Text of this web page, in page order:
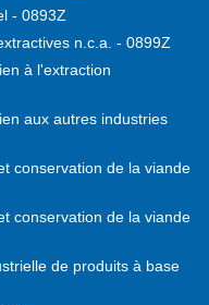
- 0893Z
n.c.a. - 0899Z
à l'extraction
aux autres industries
conservation de la viande
conservation de la viande
de produits à base